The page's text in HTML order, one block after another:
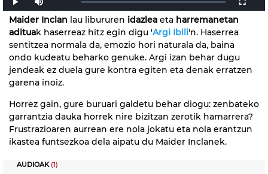
Maider Inclan lau libururen idazlea eta harremanetan
adituak haserreaz hitz egin digu 'Argi Ibili'n. Haserrea
sentitzea normala da, emozio hori naturala da, baina
ondo kudeatu beharko genuke. Argi izan behar dugu
jendeak ez duela gure kontra egiten eta denak erratzen
garena inoiz.
Horrez gain, gure buruari galdetu behar diogu: zenbateko
garrantzia dauka horrek nire bizitzan zerotik hamarrera?
Frustrazioaren aurrean ere nola jokatu eta nola erantzun
ikastea funtsezkoa dela aipatu du Maider Inclanek.
AUDIOAK (1)